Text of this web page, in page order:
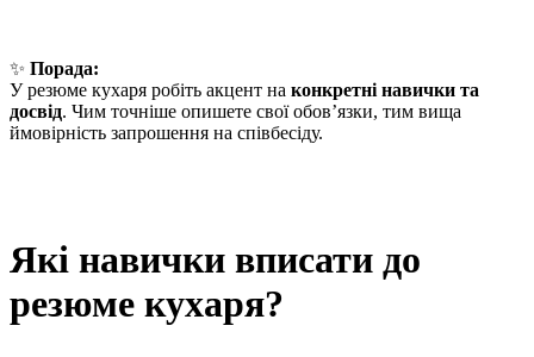
✨ Порада:
У резюме кухаря робіть акцент на конкретні навички та
досвід. Чим точніше опишете свої обов’язки, тим вища
ймовірність запрошення на співбесіду.
Які навички вписати до
резюме кухаря?